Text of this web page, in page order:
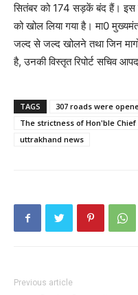
सितंबर को 174 सड़कें बंद हैं। इस
को खोल लिया गया है। मा0
जल्द से जल्द खोलने तथा जिन
है, उनकी विस्तृत रिपोर्ट सचिव
TAGS
307 roads were
The strictness of Hon'ble
uttrakhand news
Previous article